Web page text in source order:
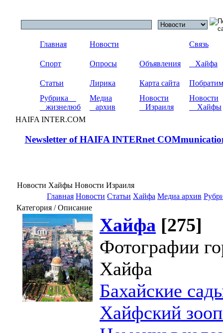
Главная Новости Связь
Спорт Опросы Объявления Хайфа
Статьи Лирика Карта сайта
Рубрика
жизнелюб
Медиа
архив
Новости
Израиля
Новости
Хайфы
HAIFA INTER.COM
Newsletter of HAIFA INTERnet
Новости Хайфы Новости Израиля
Главная Новости Статьи Хайфа Медиа архив
Категория / Описание
Хайфа [275]
Фотографии
Хайфа
Бахайские
Хайфский